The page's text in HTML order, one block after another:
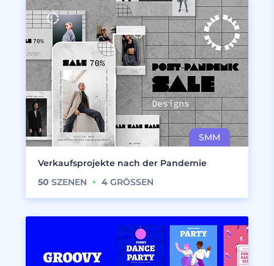
Verkaufsprojekte nach der Pandemie
50 SZENEN 4 GRÖSSEN